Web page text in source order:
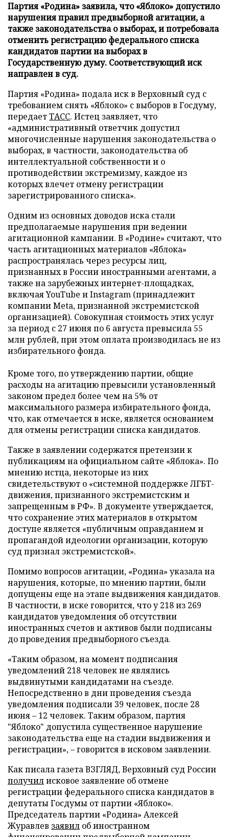
Партия «Родина» заявила, что «Яблоко» допустило
нарушения правил предвыборной агитации, а
также законодательства о выборах, и потребовала
отменить регистрацию федерального списка
кандидатов партии на выборах в
Государственную думу. Соответствующий иск
направлен в суд.
Партия «Родина» подала иск в Верховный суд с
требованием снять «Яблоко» с выборов в Госдуму,
передаетТАСС. Истец заявляет, что
«административный ответчик допустил
многочисленные нарушения законодательства о
выборах, в частности, законодательства об
интеллектуальной собственности и о
противодействии экстремизму, каждое из
которых влечет отмену регистрации
зарегистрированного списка».
Одним из основных доводов иска стали
предполагаемые нарушения при ведении
агитационной кампании. В «Родине» считают, что
часть агитационных материалов «Яблока»
распространялась через ресурсы лиц,
признанных в России иностранными агентами, а
также на зарубежных интернет-площадках,
включая YouTube и Instagram (принадлежит
компании Meta, признанной экстремистской
организацией). Совокупная стоимость этих услуг
за период с 27 июня по 6 августа превысила 55
млн рублей, при этом оплата производилась не из
избирательного фонда.
Кроме того, по утверждению партии, общие
расходы на агитацию превысили установленный
законом предел более чем на 5% от
максимального размера избирательного фонда,
что, как отмечается в иске, является основанием
для отмены регистрации списка кандидатов.
Также в заявлении содержатся претензии к
публикациям на официальном сайте «Яблока». По
мнению истца, некоторые из них
свидетельствуют о «системной поддержке ЛГБТ-
движения, признанного экстремистским и
запрещенным в РФ». В документе утверждается,
что сохранение этих материалов в открытом
доступе является «публичным оправданием и
пропагандой идеологии организации, которую
суд признал экстремистской».
Помимо вопросов агитации, «Родина» указала на
нарушения, которые, по мнению партии, были
допущены еще на этапе выдвижения кандидатов.
В частности, в иске говорится, что у 218 из 269
кандидатов уведомления об отсутствии
иностранных счетов и активов были подписаны
до проведения предвыборного съезда.
«Таким образом, на момент подписания
уведомлений 218 человек не являлись
выдвинутыми кандидатами на съезде.
Непосредственно в дни проведения съезда
уведомления подписали 39 человек, после 28
июня – 12 человек. Таким образом, партия
"Яблоко" допустила существенное нарушение
законодательства еще на стадии выдвижения и
регистрации», – говорится в исковом заявлении.
Как писала газета ВЗГЛЯД, Верховный суд России
получилисковое заявление об отмене
регистрации федерального списка кандидатов в
депутаты Госдумы от партии «Яблоко».
Председатель партии «Родина» Алексей
Журавлев заявил об иностранном